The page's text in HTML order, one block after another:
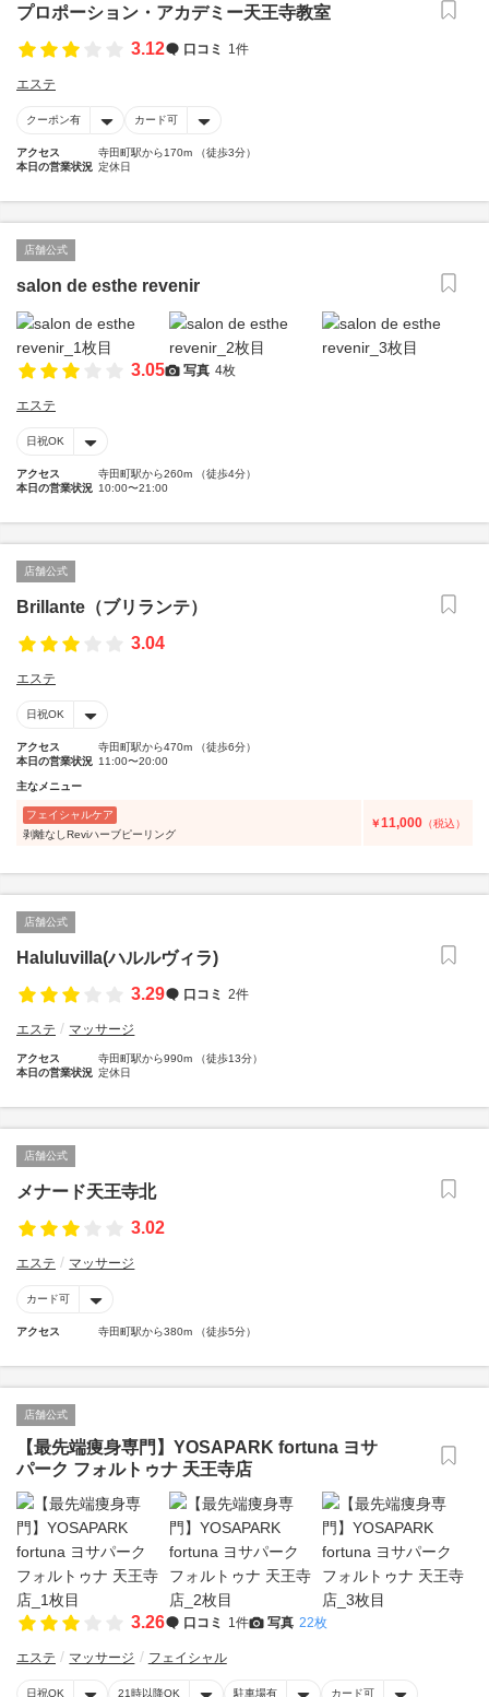
プロポーション・アカデミー天王寺教室
3.12
口コミ 1件
エステ
クーポン有 カード可
アクセス
寺田町駅から170m （徒歩3分）
本日の営業状況 定休日
店舗公式
salon de esthe revenir
3.05 写真 4枚
エステ
日祝OK
アクセス
寺田町駅から260m （徒歩4分）
本日の営業状況 10:00〜21:00
店舗公式
Brillante（ブリランテ）
3.04
エステ
日祝OK
アクセス
寺田町駅から470m （徒歩6分）
本日の営業状況 11:00〜20:00
主なメニュー
フェイシャルケア
剥離なしReviハーブピーリング
￥11,000 （税込）
店舗公式
Haluluvilla(ハルルヴィラ)
3.29
口コミ 2件
エステ マッサージ
アクセス
寺田町駅から990m （徒歩13分）
本日の営業状況 定休日
店舗公式
メナード天王寺北
3.02
エステ マッサージ
カード可
アクセス 寺田町駅から380m （徒歩5分）
店舗公式
【最先端痩身専門】YOSAPARK fortuna ヨサ
パーク フォルトゥナ 天王寺店
3.26 口コミ 1件 写真 22枚
エステ マッサージ フェイシャル
日祝OK 21時以降OK 駐車場有 カード可